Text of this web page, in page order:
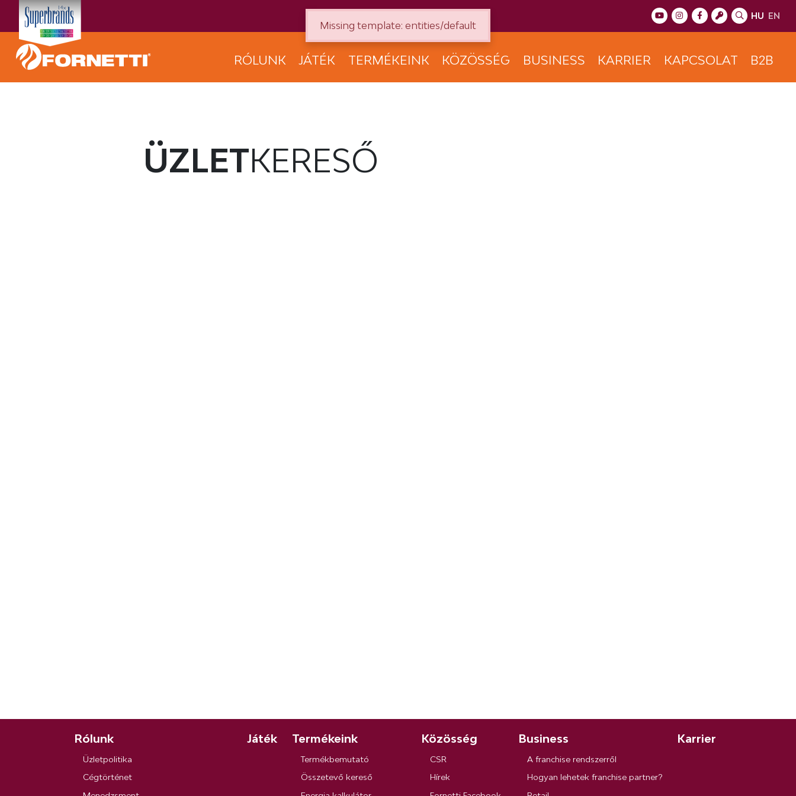
HU EN
RÓLUNK JÁTÉK TERMÉKEINK KÖZÖSSÉG BUSINESS KARRIER KAPCSOLAT B2B
ÜZLETKERESŐ
Rólunk
Üzletpolitika
Cégtörténet
Játék Termékeink
Termékbemutató
Összetevő kereső
Közösség
CSR
Hírek
Business
A franchise rendszerről
Hogyan lehetek franchise partner?
Karrier
Missing template: entities/default